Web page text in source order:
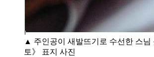
▲ 주인공이 새발뜨기로 수선한 스님
토》 표지 사진